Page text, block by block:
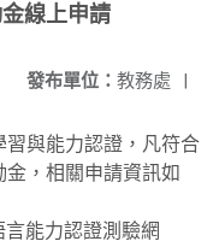
線上申請
發布單位： 教務處 |
與能力認證，凡符合
，相關申請資訊如
能力認證測驗網